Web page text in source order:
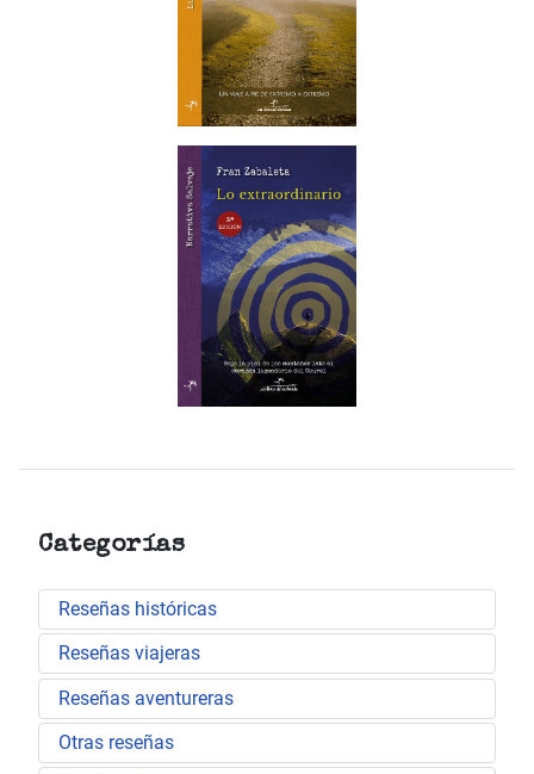
Categorías
Reseñas históricas
Reseñas viajeras
Reseñas aventureras
Otras reseñas